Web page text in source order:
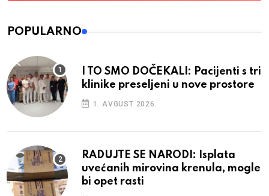
POPULARNO
I TO SMO DOČEKALI: Pacijenti s tri
klinike preseljeni u nove prostore
1. AVGUST 2026.
RADUJTE SE NARODI: Isplata
uvećanih mirovina krenula, mogle
bi opet rasti